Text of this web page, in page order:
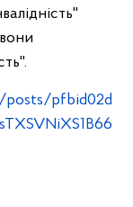
posts/pfbid02d